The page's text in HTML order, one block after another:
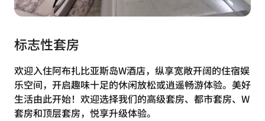
标志性套房
欢迎入住阿布扎比亚斯岛W酒店，纵享宽敞开阔的住宿娱
乐空间，开启趣味十足的休闲放松或逍遥畅游体验。美好
生活由此开始！欢迎选择我们的高级套房、都市套房、W
套房和顶层套房，悦享升级体验。